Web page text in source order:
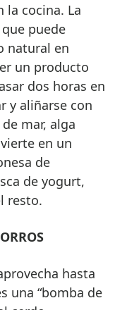
la cocina. La
puede
natural en
un producto
dos horas en
y aliñarse con
mar, alga
en un
de
de yogurt,
resto.
hasta
una “bomba de